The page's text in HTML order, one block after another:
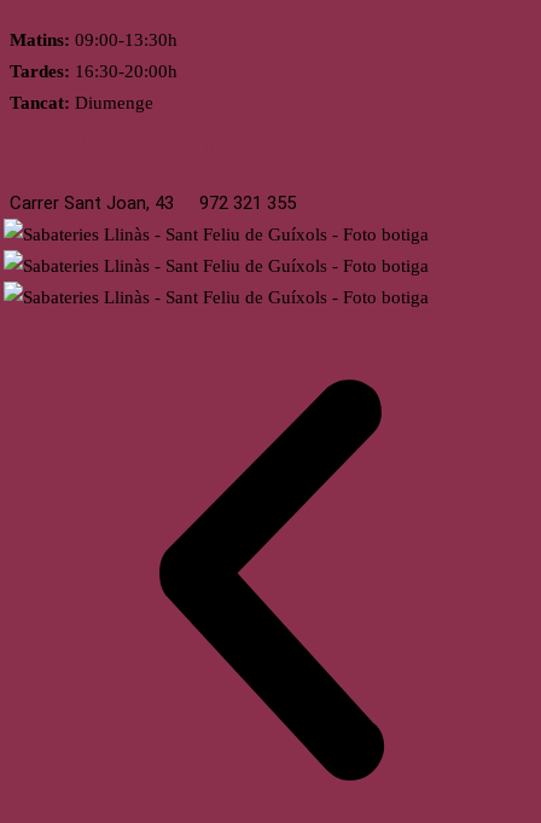
Matins: 09:00-13:30h
Tardes: 16:30-20:00h
Tancat: Diumenge
Carrer Sant Joan, 43 972 321 355